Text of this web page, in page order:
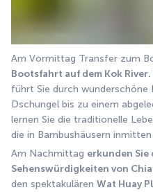
Am Vormittag Transfer zum
Bootsfahrt auf dem Kok River.
führt Sie durch
Dschungel bis zu einem
lernen Sie die traditionelle
die in Bambushäusern
Am Nachmittag erkunden
Sehenswürdigkeiten von
den spektakulären Wat Huay